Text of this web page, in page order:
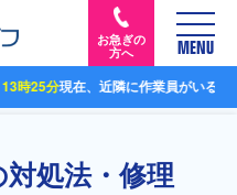
お急ぎの
方へ
MENU
13時25分現在、近隣に作業員がいる場合
処法・修理